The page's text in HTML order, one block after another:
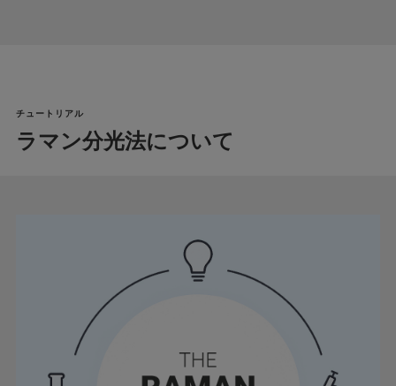
チュートリアル
ラマン分光法について